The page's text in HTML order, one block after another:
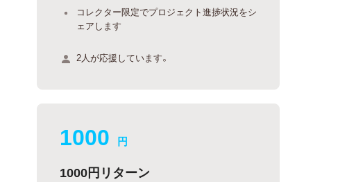
コレクター限定でプロジェクト進捗状況をシ
ェアします
2人が応援しています。
1000 円
1000円リターン